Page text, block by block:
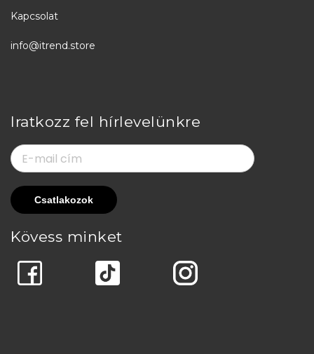
Kapcsolat
info@itrend.store
Iratkozz fel hírlevelünkre
Kövess minket